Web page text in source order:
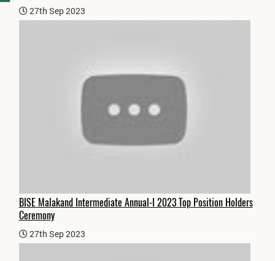
27th Sep 2023
BISE Malakand Intermediate Annual-I 2023 Top Position Holders
Ceremony
27th Sep 2023